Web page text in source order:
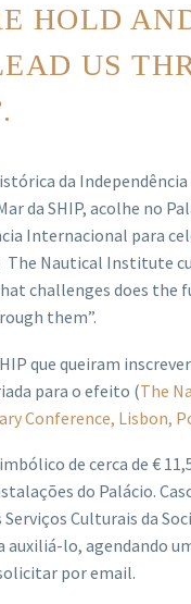
HOLD
US
da
da SHIP, acolhe no
Internacional para
Nautical Institute
challenges does the
them”.
que queiram
para o efeito (The
Conference, Lisbon,
de cerca de €
do Palácio.
Culturais da
auxiliá-lo, agendando
por email.